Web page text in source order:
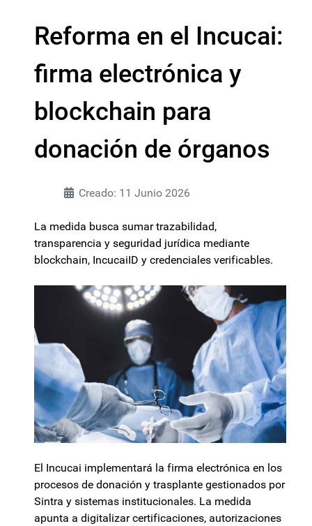
Reforma en el Incucai:
firma electrónica y
blockchain para
donación de órganos
Creado: 11 Junio 2026
La medida busca sumar trazabilidad,
transparencia y seguridad jurídica mediante
blockchain, IncucaiID y credenciales verificables.
El Incucai implementará la firma electrónica en los
procesos de donación y trasplante gestionados por
Sintra y sistemas institucionales. La medida
apunta a digitalizar certificaciones, autorizaciones